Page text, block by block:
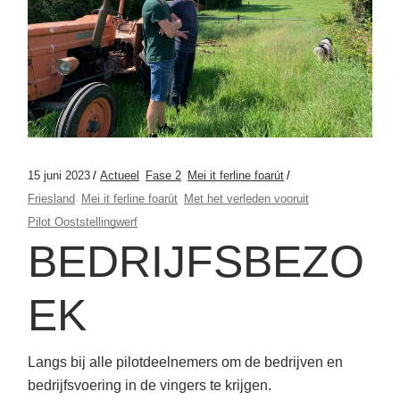
15 juni 2023 Actueel Fase 2 Mei it ferline foarút
Friesland
Mei it ferline foarút Met het verleden vooruit
Pilot Ooststellingwerf
BEDRIJFSBEZO
EK
Langs bij alle pilotdeelnemers om de bedrijven en
bedrijfsvoering in de vingers te krijgen.